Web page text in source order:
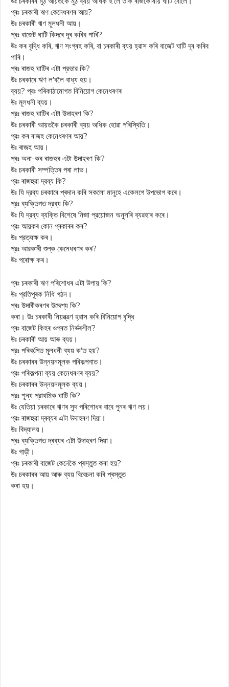
প্ৰঃ চৰকাৰী ঋণ কেনেধৰণৰ আয়?
উঃ চৰকাৰী ঋণ মূলধনী আয়।
প্ৰঃ বাজেট ঘাটি কিদৰে দূৰ কৰিব পাৰি?
উঃ কৰ বৃদ্ধি কৰি, ঋণ সংগ্ৰহ কৰি, বা চৰকাৰী ব্যয় হ্রাস কৰি বাজেট ঘাটি দূৰ কৰিব
পাৰি।
প্ৰঃ ৰাজহ ঘাটিৰ এটা প্রভাৱ কি?
উঃ চৰকাৰে ঋণ ল’বলৈ বাধ্য হয়।
ব্যয়? প্রঃ পৰিকাঠামোগত বিনিয়োগ কেনেধৰণৰ
উঃ মূলধনী ব্যয়।
প্রঃ ৰাজহ ঘাটিৰ এটা উদাহৰণ কি?
উঃ চৰকাৰী আয়তকৈ চৰকাৰী ব্যয় অধিক হোৱা পৰিস্থিতি।
প্রঃ কৰ ৰাজহ কেনেধৰণৰ আয়?
উঃ ৰাজহ আয়।
প্ৰঃ অনা-কৰ ৰাজহৰ এটা উদাহৰণ কি?
উঃ চৰকাৰী সম্পত্তিৰ পৰা লাভ।
প্রঃ ৰাজহুৱা দ্রব্য কি?
উঃ যি দ্রব্য চৰকাৰে প্ৰদান কৰি সকলো মানুহে একেলগে উপভোগ কৰে।
প্রঃ ব্যক্তিগত দ্রব্য কি?
উঃ যি দ্রব্য ব্যক্তি বিশেষে নিজা প্রয়োজন অনুসৰি ব্যৱহাৰ কৰে।
প্রঃ আয়কৰ কোন প্ৰকাৰৰ কৰ?
উঃ প্রত্যক্ষ কৰ।
প্রঃ আৱকাৰী শুল্ক কেনেধৰণৰ কৰ?
উঃ পৰোক্ষ কৰ।
প্ৰঃ চৰকাৰী ঋণ পৰিশোধৰ এটা উপায় কি?
উঃ প্রতিপূৰক নিধি গঠন।
প্ৰঃ উদাৰীকৰণৰ উদ্দেশ্য কি?
কৰা। উঃ চৰকাৰী নিয়ন্ত্রণ হ্রাস কৰি বিনিয়োগ বৃদ্ধি
প্ৰঃ বাজেট কিহৰ ওপৰত নিৰ্ভৰশীল?
উঃ চৰকাৰী আয় আৰু ব্যয়।
প্রঃ পৰিকল্পিত মূলধনী ব্যয় ক’ত হয়?
উঃ চৰকাৰৰ উন্নয়নমূলক পৰিকল্পনাত।
প্রঃ পৰিকল্পনা ব্যয় কেনেধৰণৰ ব্যয়?
উঃ চৰকাৰৰ উন্নয়নমূলক ব্যয়।
প্রঃ শূন্য প্রাথমিক ঘাটি কি?
উঃ যেতিয়া চৰকাৰে ঋণৰ সুদ পৰিশোধৰ বাবে পুনৰ ঋণ লয়।
প্রঃ ৰাজহুৱা দ্ৰব্যৰ এটা উদাহৰণ দিয়া।
উঃ বিদ্যালয়।
প্ৰঃ ব্যক্তিগত দ্ৰব্যৰ এটা উদাহৰণ দিয়া।
উঃ গাড়ী।
প্ৰঃ চৰকাৰী বাজেট কেনেকৈ প্ৰস্তুত কৰা হয়?
উঃ চৰকাৰৰ আয় আৰু ব্যয় বিবেচনা কৰি প্ৰস্তুত
কৰা হয়।